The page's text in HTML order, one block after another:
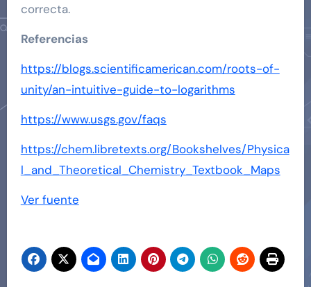
correcta.
Referencias
https://blogs.scientificamerican.com/roots-of-
unity/an-intuitive-guide-to-logarithms
https://www.usgs.gov/faqs
https://chem.libretexts.org/Bookshelves/Physica
l_and_Theoretical_Chemistry_Textbook_Maps
Navegación
entradas
Ver fuente